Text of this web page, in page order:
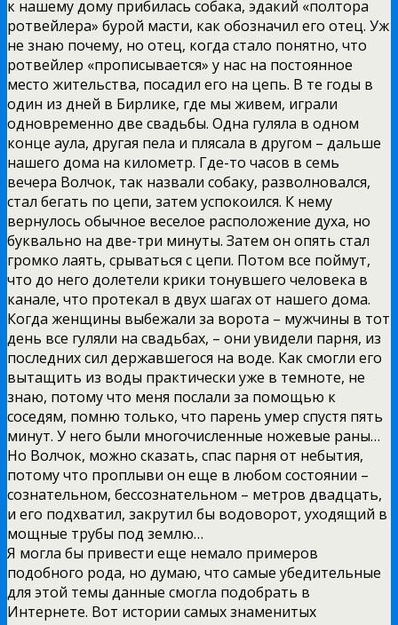
к нашему дому прибилась собака, эдакий «полтора
ротвейлера» бурой масти, как обозначил его отец. Уж
не знаю почему, но отец, когда стало понятно, что
ротвейлер «прописывается» у нас на постоянное
место жительства, посадил его на цепь. В те годы в
один из дней в Бирлике, где мы живем, играли
одновременно две свадьбы. Одна гуляла в одном
конце аула, другая пела и плясала в другом – дальше
нашего дома на километр. Где-то часов в семь
вечера Волчок, так назвали собаку, разволновался,
стал бегать по цепи, затем успокоился. К нему
вернулось обычное веселое расположение духа, но
буквально на две-три минуты. Затем он опять стал
громко лаять, срываться с цепи. Потом все поймут,
что до него долетели крики тонувшего человека в
канале, что протекал в двух шагах от нашего дома.
Когда женщины выбежали за ворота – мужчины в тот
день все гуляли на свадьбах, – они увидели парня, из
последних сил державшегося на воде. Как смогли его
вытащить из воды практически уже в темноте, не
знаю, потому что меня послали за помощью к
соседям, помню только, что парень умер спустя пять
минут. У него были многочисленные ножевые раны…
Но Волчок, можно сказать, спас парня от небытия,
потому что проплыви он еще в любом состоянии –
сознательном, бессознательном – метров двадцать,
и его подхватил, закрутил бы водоворот, уходящий в
мощные трубы под землю…
Я могла бы привести еще немало примеров
подобного рода, но думаю, что самые убедительные
для этой темы данные смогла подобрать в
Интернете. Вот истории самых знаменитых